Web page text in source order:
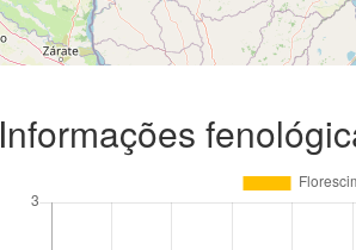
Informações